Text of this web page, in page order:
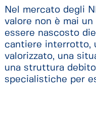
Nel mercato degli
valore non è mai
essere nascosto
cantiere interrotto,
valorizzato, una
una struttura
specialistiche per